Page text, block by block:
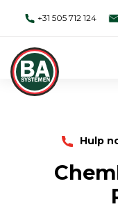
+31 505 712 124
Hulp